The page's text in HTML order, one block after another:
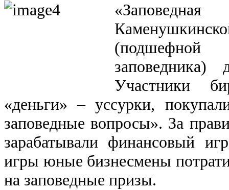
(подшефной
Участники
«деньги» ‒ уссурки,
заповедные вопросы». За
зарабатывали финансовый
игры юные бизнесмены
на заповедные призы.